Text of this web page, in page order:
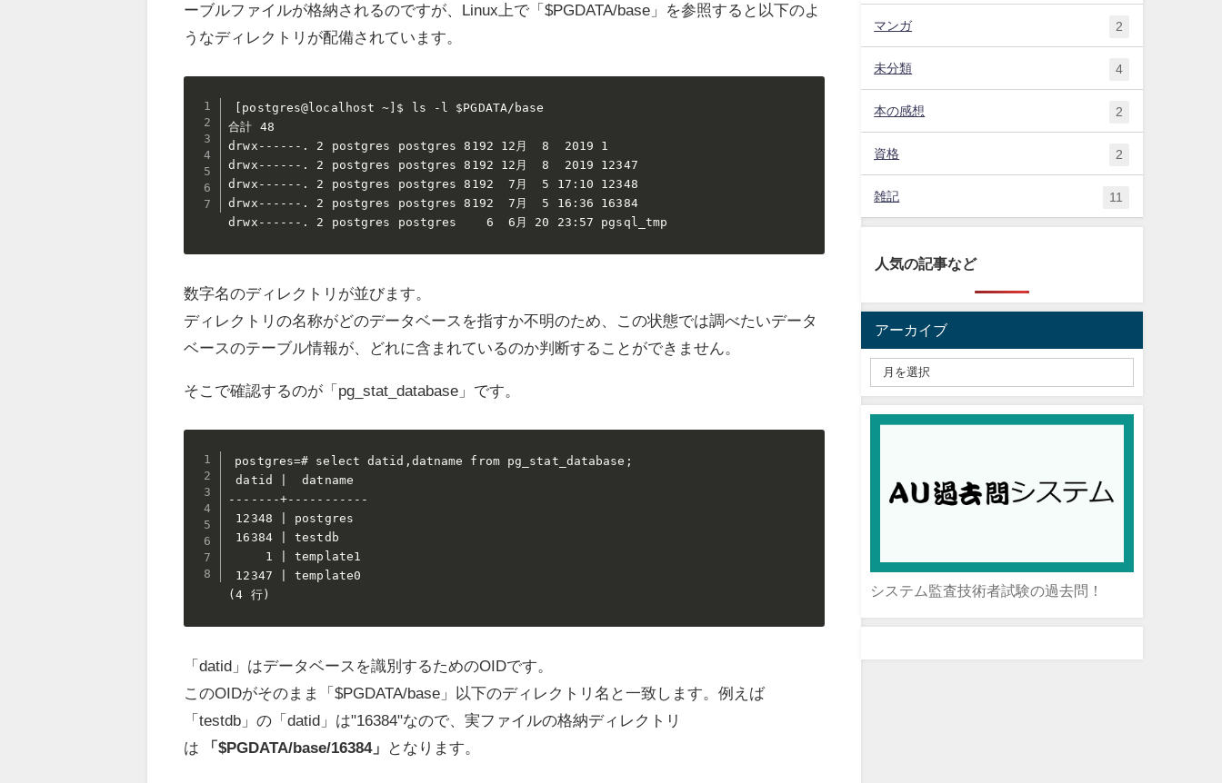
ーブルファイルが格納されるのですが、Linux上で「$PGDATA/base」を参照すると以下のよ
うなディレクトリが配備されています。
[postgres@localhost ~]$ ls -l $PGDATA/base
合計 48
drwx------. 2 postgres postgres 8192 12月  8  2019 1
drwx------. 2 postgres postgres 8192 12月  8  2019 12347
drwx------. 2 postgres postgres 8192  7月  5 17:10 12348
drwx------. 2 postgres postgres 8192  7月  5 16:36 16384
drwx------. 2 postgres postgres    6  6月 20 23:57 pgsql_tmp
数字名のディレクトリが並びます。
ディレクトリの名称がどのデータベースを指すか不明のため、この状態では調べたいデータ
ベースのテーブル情報が、どれに含まれているのか判断することができません。
そこで確認するのが「pg_stat_database」です。
postgres=# select datid,datname from pg_stat_database;
datid |  datname
-------+-----------
12348 | postgres
16384 | testdb
     1 | template1
12347 | template0
(4 行)
「datid」はデータベースを識別するためのOIDです。
このOIDがそのまま「$PGDATA/base」以下のディレクトリ名と一致します。例えば
「testdb」の「datid」は"16384"なので、実ファイルの格納ディレクトリ
は
「$PGDATA/base/16384」 となります。
マンガ 2
未分類 4
本の感想 2
資格 2
雑記 11
人気の記事など
アーカイブ
システム監査技術者試験の過去問！